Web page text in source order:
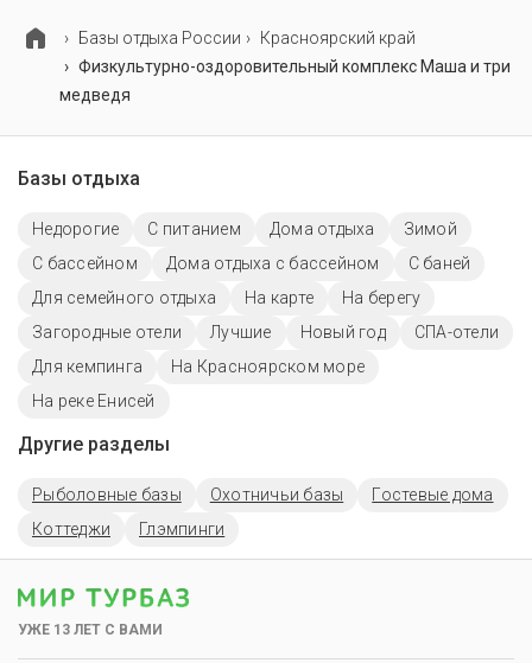
Базы отдыха России
Красноярский край
Физкультурно-оздоровительный комплекс Маша и три
медведя
Базы отдыха
Недорогие С питанием Дома отдыха
Зимой
С бассейном
Дома отдыха с бассейном
С баней
Для семейного отдыха
На карте
На берегу
Загородные отели
Лучшие Новый год
СПА-отели
Для кемпинга
На Красноярском море
На реке Енисей
Другие разделы
Рыболовные базы Охотничьи базы
Гостевые дома
Коттеджи
Глэмпинги
УЖЕ 13 ЛЕТ С ВАМИ